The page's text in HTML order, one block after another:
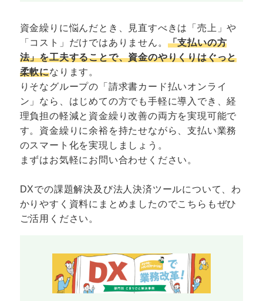
資金繰りに悩んだとき、見直すべきは「売上」や
「コスト」だけではありません。 「支払いの方
法」を工夫することで、資金のやりくりはぐっと
柔軟になります。
りそなグループの「請求書カード払いオンライ
ン」なら、はじめての方でも手軽に導入でき、経
理負担の軽減と資金繰り改善の両方を実現可能で
す。資金繰りに余裕を持たせながら、支払い業務
のスマート化を実現しましょう。
まずはお気軽にお問い合わせください。
DXでの課題解決及び法人決済ツールについて、わ
かりやすく資料にまとめましたのでこちらもぜひ
ご活用ください。